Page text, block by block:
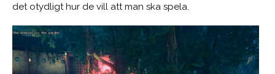
det otydligt hur de vill att man ska spela.